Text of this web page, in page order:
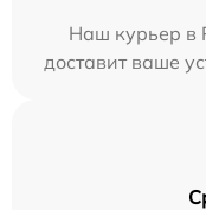
Наш курьер в
доставит ваше